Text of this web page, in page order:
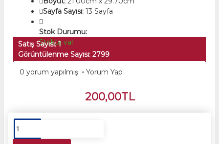
Sayfa Sayısı: 13 Sayfa
Stok Durumu:
Stokta var
Satış Sayısı: 1
Görüntülenme Sayısı: 2799
0 yorum yapılmış. - Yorum Yap
200,00TL